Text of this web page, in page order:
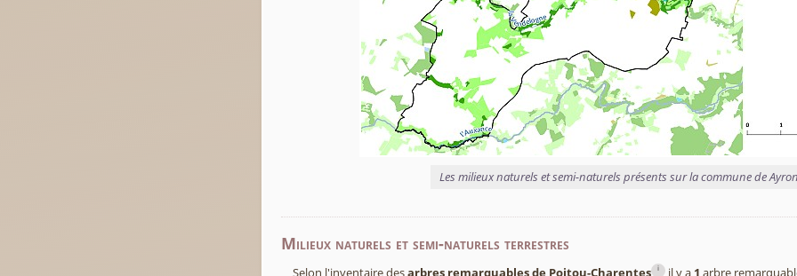
Les milieux naturels et semi-naturels présents sur la commune de
Milieux naturels et semi-naturels terrestres
Selon l'inventaire desarbres remarquables de Poitou-Charentes i il y a 1 arbre